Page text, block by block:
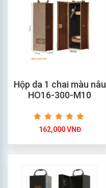
Hộp da 1 chai màu nâu
HO16-300-M10
162,000 VNĐ